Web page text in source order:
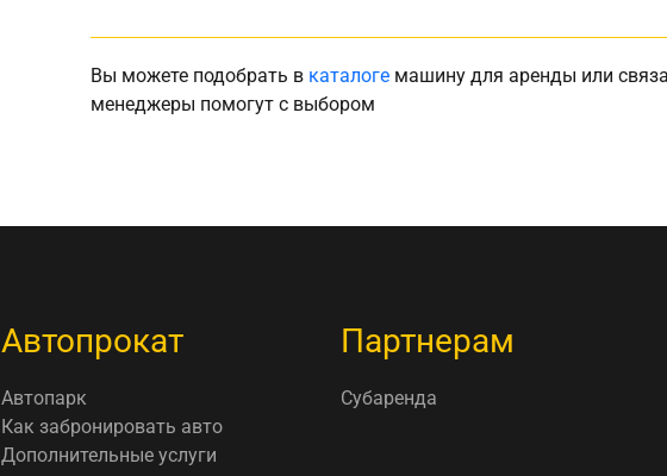
Вы можете подобрать в каталоге машину для аренды или
менеджеры помогут с выбором
Автопрокат
Автопарк
Как забронировать авто
Дополнительные услуги
Партнерам
Субаренда